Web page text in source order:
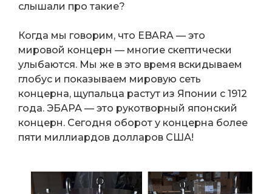
слышали про такие?
Когда мы говорим, что EBARA — это
мировой концерн — многие скептически
улыбаются. Мы же в это время вскидываем
глобус и показываем мировую сеть
концерна, щупальца растут из Японии с 1912
года. ЭБАРА — это рукотворный японский
концерн. Сегодня оборот у концерна более
пяти миллиардов долларов США!